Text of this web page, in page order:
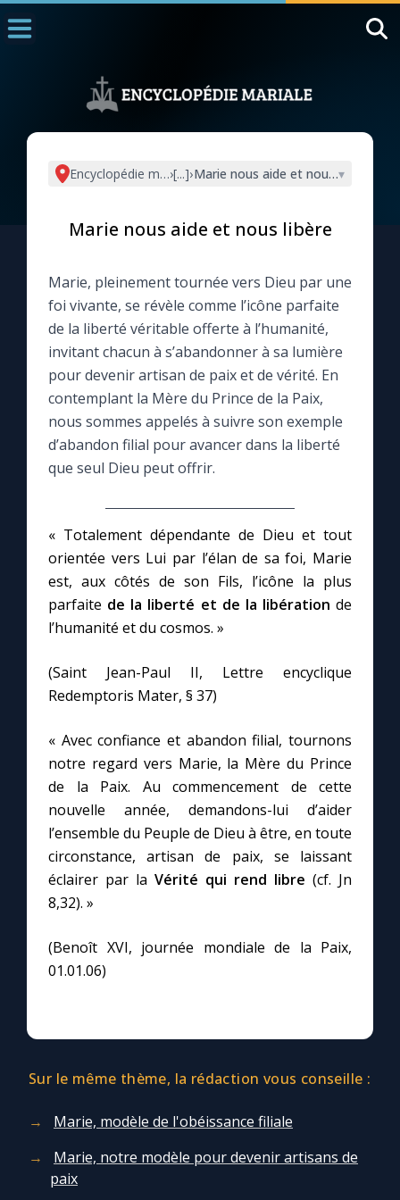
L'actualité de la semaine
La chaîne Youtube
La newsletter
La vidéo de la semaine
Le compte Tiktok
Le site internet
Questions-réponses
Avec Thérèse de Lisieux
L'Évangile chaque jour
Marie qui défait les nœuds
Me consacrer à Jésus par Marie
Mes intentions de prière
À la une
1000 Raisons de Croire
Encyclopédie mariale
›[...]›Marie nous aide et nous libère
▾
Marie nous aide et nous libère
Marie, pleinement tournée vers Dieu par une
foi vivante, se révèle comme l’icône parfaite
de la liberté véritable offerte à l’humanité,
invitant chacun à s’abandonner à sa lumière
pour devenir artisan de paix et de vérité. En
contemplant la Mère du Prince de la Paix,
nous sommes appelés à suivre son exemple
d’abandon filial pour avancer dans la liberté
que seul Dieu peut offrir.
« Totalement dépendante de Dieu et tout
orientée vers Lui par l’élan de sa foi, Marie
est, aux côtés de son Fils, l’icône la plus
parfaite de la liberté et de la libération de
l’humanité et du cosmos. »
(Saint Jean-Paul II, Lettre encyclique
Redemptoris Mater, § 37)
« Avec confiance et abandon filial, tournons
notre regard vers Marie, la Mère du Prince
de la Paix. Au commencement de cette
nouvelle année, demandons-lui d’aider
l’ensemble du Peuple de Dieu à être, en toute
circonstance, artisan de paix, se laissant
éclairer par la Vérité qui rend libre (cf. Jn
8,32). »
(Benoît XVI, journée mondiale de la Paix,
01.01.06)
Sur le même thème, la rédaction vous conseille :
Marie, modèle de l'obéissance filiale
Marie, notre modèle pour devenir artisans de
paix